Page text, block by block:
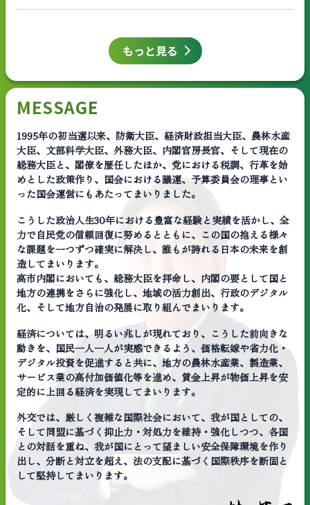
もっと見る
MESSAGE
1995年の初当選以来、防衛大臣、経済財政担当大臣、農林水産
大臣、文部科学大臣、外務大臣、内閣官房長官、そして現在の
総務大臣と、閣僚を歴任したほか、党における税調、行革を始
めとした政策作り、国会における議運、予算委員会の理事とい
った国会運営にもあたってまいりました。
こうした政治人生30年における豊富な経験と実績を活かし、全
力で自民党の信頼回復に努めるとともに、この国の抱える様々
な課題を一つずつ確実に解決し、誰もが誇れる日本の未来を創
造してまいります。
高市内閣においても、総務大臣を拝命し、内閣の要として国と
地方の連携をさらに強化し、地域の活力創出、行政のデジタル
化、そして地方自治の発展に取り組んでまいります。
経済については、明るい兆しが現れており、こうした前向きな
動きを、国民一人一人が実感できるよう、価格転嫁や省力化・
デジタル投資を促進すると共に、地方の農林水産業、製造業、
サービス業の高付加価値化等を進め、賃金上昇が物価上昇を安
定的に上回る経済を実現してまいります。
外交では、厳しく複雑な国際社会において、我が国としての、
そして同盟に基づく抑止力・対処力を維持・強化しつつ、各国
との対話を重ね、我が国にとって望ましい安全保障環境を作り
出し、分断と対立を超え、法の支配に基づく国際秩序を断固と
して堅持してまいります。